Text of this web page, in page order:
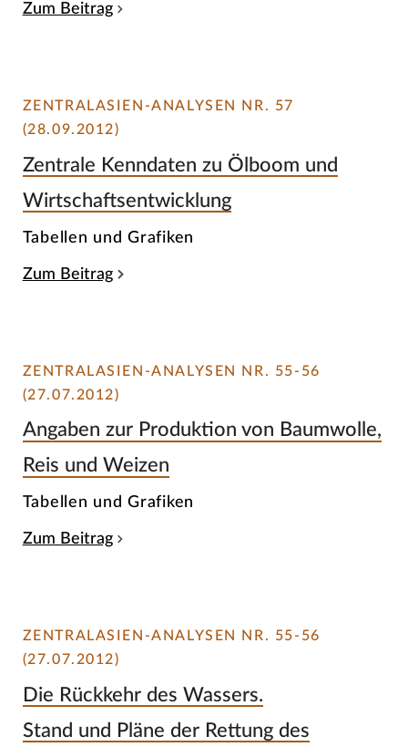
Zum Beitrag
ZENTRALASIEN-ANALYSEN NR. 57
(28.09.2012)
Zentrale Kenndaten zu Ölboom und
Wirtschaftsentwicklung
Tabellen und Grafiken
Zum Beitrag
ZENTRALASIEN-ANALYSEN NR. 55-56
(27.07.2012)
Angaben zur Produktion von Baumwolle,
Reis und Weizen
Tabellen und Grafiken
Zum Beitrag
ZENTRALASIEN-ANALYSEN NR. 55-56
(27.07.2012)
Die Rückkehr des Wassers.
Stand und Pläne der Rettung des